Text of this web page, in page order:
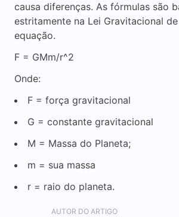
causa diferenças. As fórmulas são
estritamente na Lei Gravitacional
equação.
F = GMm/r^2
Onde:
F = força gravitacional
G = constante gravitacional
M = Massa do Planeta;
m = sua massa
r = raio do planeta.
AUTOR DO ARTIGO